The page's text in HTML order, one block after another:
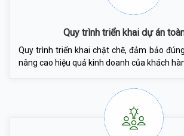
Quy trình triển khai dự án
Quy trình triển khai chặt chẽ, đảm bảo
nâng cao hiệu quả kinh doanh của khách